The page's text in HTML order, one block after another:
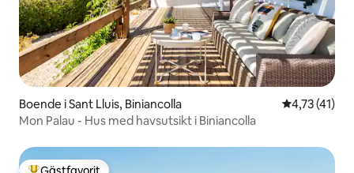
Boende i Sant Lluis, Biniancolla 4,73 av 5 i
4,73 (41)
Mon Palau - Hus med havsutsikt i Biniancolla